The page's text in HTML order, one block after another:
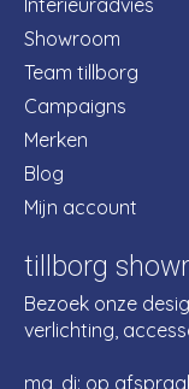
Interieuradvies
Showroom
Team tillborg
Campaigns
Merken
Blog
Mijn account
tillborg
Bezoek onze
verlichting,
ma, di: op